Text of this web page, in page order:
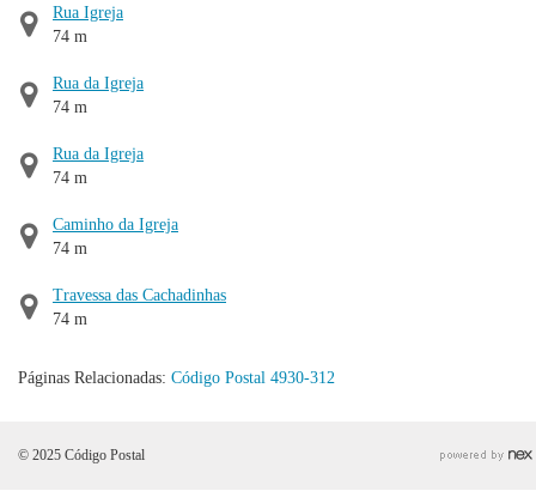
Rua Igreja
74 m
Rua da Igreja
74 m
Rua da Igreja
74 m
Caminho da Igreja
74 m
Travessa das Cachadinhas
74 m
Páginas Relacionadas: Código Postal 4930-312
© 2025 Código Postal